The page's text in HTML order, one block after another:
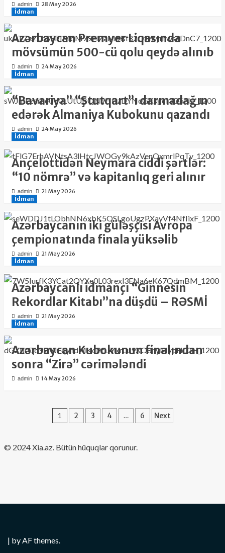
admin
28 May 2026
İdman
Azərbaycan Premyer Liqasında
mövsümün 500-cü qolu qeydə alınıb
admin
24 May 2026
İdman
“Bavariya” “Ştutqart”ı darmadağın
edərək Almaniya Kubokunu qazandı
admin
24 May 2026
İdman
Ançelottidən Neymara ciddi şərtlər:
“10 nömrə” və kapitanlıq geri alınır
admin
21 May 2026
İdman
Azərbaycanın iki güləşçisi Avropa
çempionatında finala yüksəlib
admin
21 May 2026
İdman
Azərbaycanlı idmançı “Ginnesin
Rekordlar Kitabı”na düşdü – RƏSMİ
admin
21 May 2026
İdman
Azərbaycan Kubokunun finalından
sonra “Zirə” cərimələndi
admin 14 May 2026
Posts
1 2 3 4 … 6 Next
​© 2024 Xia.az. Bütün hüquqlar qorunur.
| by AF themes.